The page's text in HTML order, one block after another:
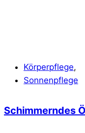
Körperpflege,
Sonnenpflege
Schimmerndes